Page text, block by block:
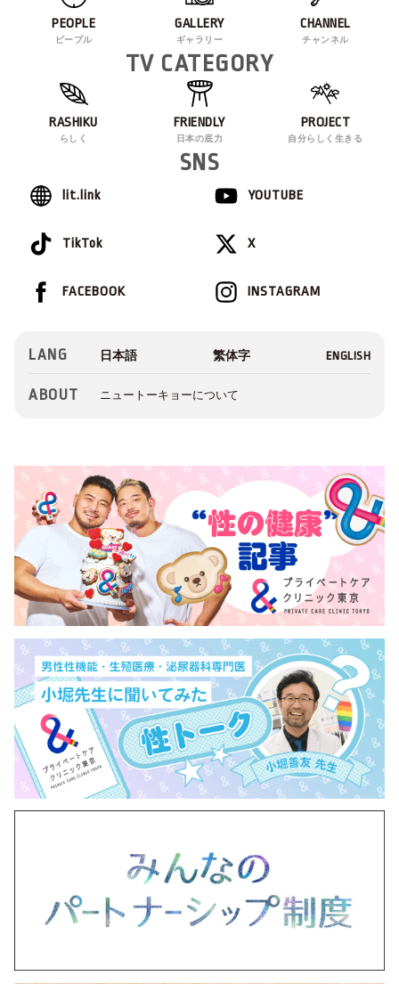
PEOPLE
ピープル
GALLERY
ギャラリー
CHANNEL
チャンネル
TV CATEGORY
RASHIKU
らしく
FRIENDLY
日本の底力
PROJECT
自分らしく生きる
SNS
lit.link YOUTUBE
TikTok X
INSTAGRAM
FACEBOOK
LANG
ABOUT ニュートーキョーについて